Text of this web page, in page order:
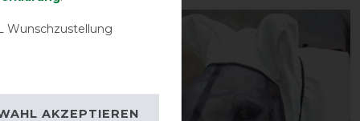
Wunschzustellung
AKZEPTIEREN